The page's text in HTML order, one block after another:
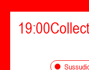
19:00